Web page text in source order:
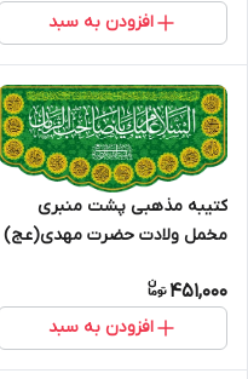
افزودن به سبد
کتیبه مذهبی پشت منبری
مخمل ولادت حضرت مهدی(عج)
- 14008
451,000
افزودن به سبد